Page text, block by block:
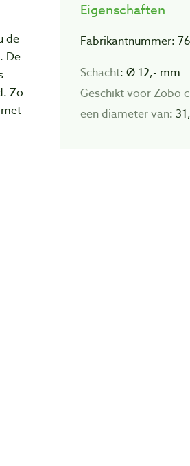
de
De
Zo
Eigenschaften
Fabrikantnummer:
Schacht: Ø 12,- mm
Geschikt voor Zobo
een diameter van: